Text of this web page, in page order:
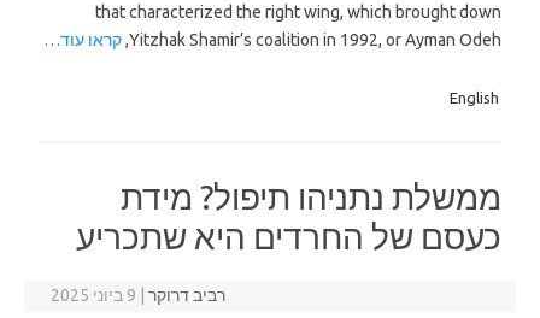
that characterized the right wing, which brought down
Yitzhak Shamir’s coalition in 1992, or Ayman Odeh, קראו עוד…
English
ממשלת נתניהו תיפול? מידת
כעסם של החרדים היא שתכריע
רביב דרוקר 9 ביוני 2025